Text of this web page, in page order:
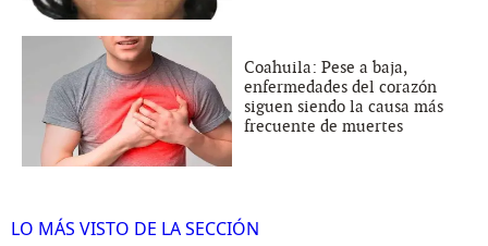
Coahuila: Pese a baja,
enfermedades del corazón
siguen siendo la causa más
frecuente de muertes
LO MÁS VISTO DE LA SECCIÓN